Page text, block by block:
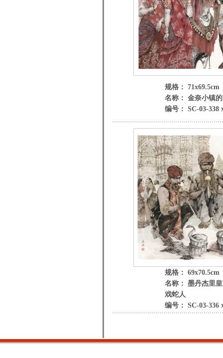
规格： 71x69.5cm
名称： 金奈小镇
编号： SC-03-338
规格： 69x70.5cm
名称： 墨丹杰里
戏蛇人
编号： SC-03-336